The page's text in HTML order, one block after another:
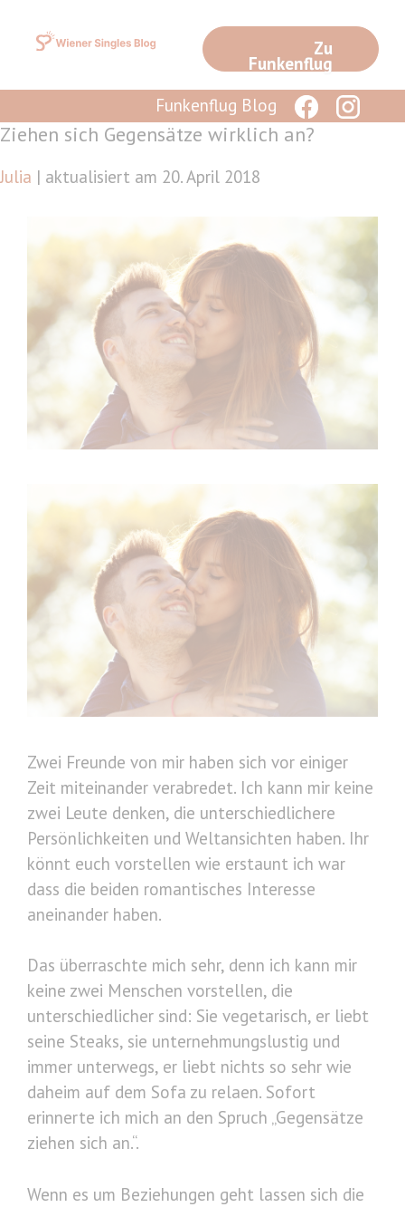
Inhalt
Zu
Funkenflug
Funkenflug Blog
Ziehen sich Gegensätze wirklich an?
Julia | aktualisiert am 20. April 2018
Zwei Freunde von mir haben sich vor einiger
Zeit miteinander verabredet. Ich kann mir keine
zwei Leute denken, die unterschiedlichere
Persönlichkeiten und Weltansichten haben. Ihr
könnt euch vorstellen wie erstaunt ich war
dass die beiden romantisches Interesse
aneinander haben.
Das überraschte mich sehr, denn ich kann mir
keine zwei Menschen vorstellen, die
unterschiedlicher sind: Sie vegetarisch, er liebt
seine Steaks, sie unternehmungslustig und
immer unterwegs, er liebt nichts so sehr wie
daheim auf dem Sofa zu relaen. Sofort
erinnerte ich mich an den Spruch „Gegensätze
ziehen sich an.“.
Wenn es um Beziehungen geht lassen sich die